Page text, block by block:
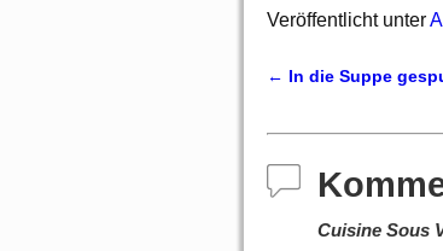
Veröffentlicht unter
← In die Suppe
Cuisine Sous